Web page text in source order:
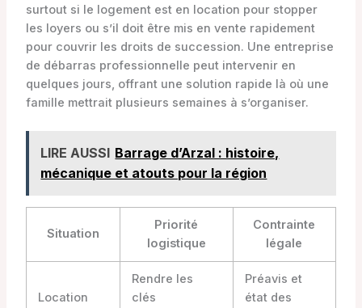
surtout si le logement est en location pour stopper
les loyers ou s’il doit être mis en vente rapidement
pour couvrir les droits de succession. Une entreprise
de débarras professionnelle peut intervenir en
quelques jours, offrant une solution rapide là où une
famille mettrait plusieurs semaines à s’organiser.
LIRE AUSSI Barrage d’Arzal : histoire,
mécanique et atouts pour la région
Situation
Priorité
logistique
Contrainte
légale
Location
Rendre les
clés
Préavis et
état des